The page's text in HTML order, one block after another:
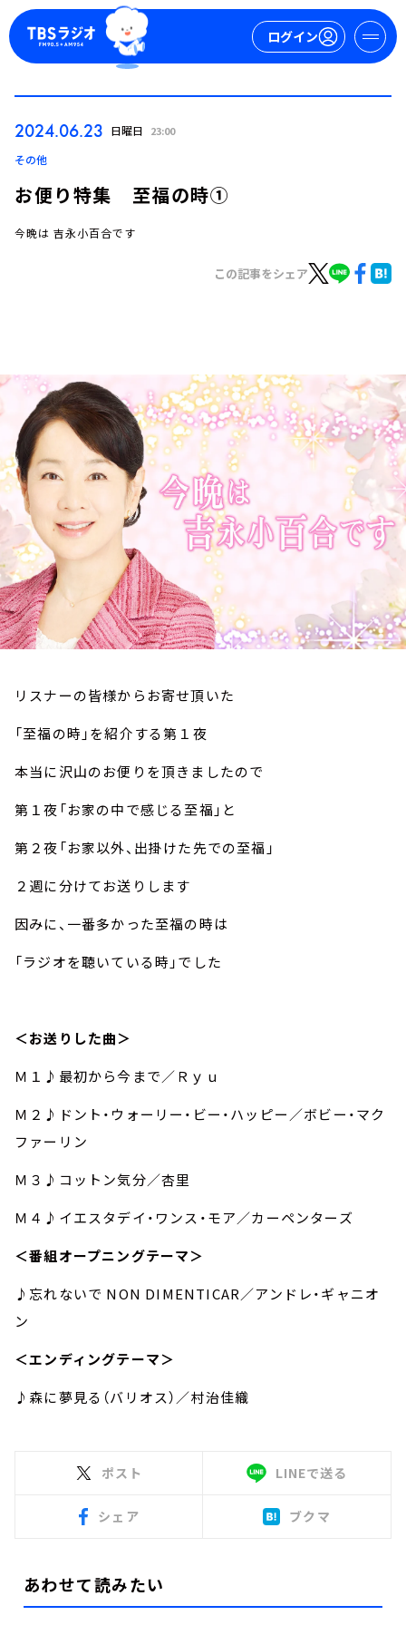
ログイン
TBS Podcast
お知らせ
イベント・グッズ
YouTube
会社情報
2024.06.23 日曜日 23:00
その他
お便り特集 至福の時①
今晩は 吉永小百合です
この記事をシェア
リスナーの皆様からお寄せ頂いた
「至福の時」を紹介する第１夜
本当に沢山のお便りを頂きましたので
第１夜「お家の中で感じる至福」と
第２夜「お家以外、出掛けた先での至福」
２週に分けてお送りします
因みに、一番多かった至福の時は
「ラジオを聴いている時」でした
＜お送りした曲＞
Ｍ１♪最初から今まで／Ｒｙｕ
Ｍ２♪ドント・ウォーリー・ビー・ハッピー／ボビー・マク
ファーリン
Ｍ３♪コットン気分／杏里
Ｍ４♪イエスタデイ・ワンス・モア／カーペンターズ
＜番組オープニングテーマ＞
♪忘れないで NON DIMENTICAR／アンドレ・ギャニオ
ン
＜エンディングテーマ＞
♪森に夢見る（バリオス）／村治佳織
ポスト LINEで送る
シェア ブクマ
あわせて読みたい